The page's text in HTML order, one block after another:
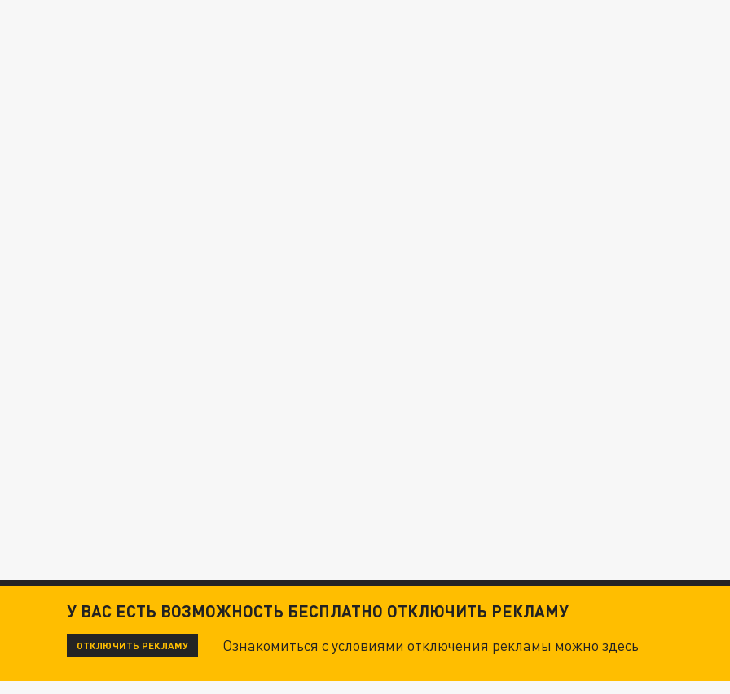
У ВАС ЕСТЬ ВОЗМОЖНОСТЬ БЕСПЛАТНО ОТКЛЮЧИТЬ РЕКЛАМУ
ОТКЛЮЧИТЬ РЕКЛАМУ Ознакомиться с условиями отключения рекламы можноздесь